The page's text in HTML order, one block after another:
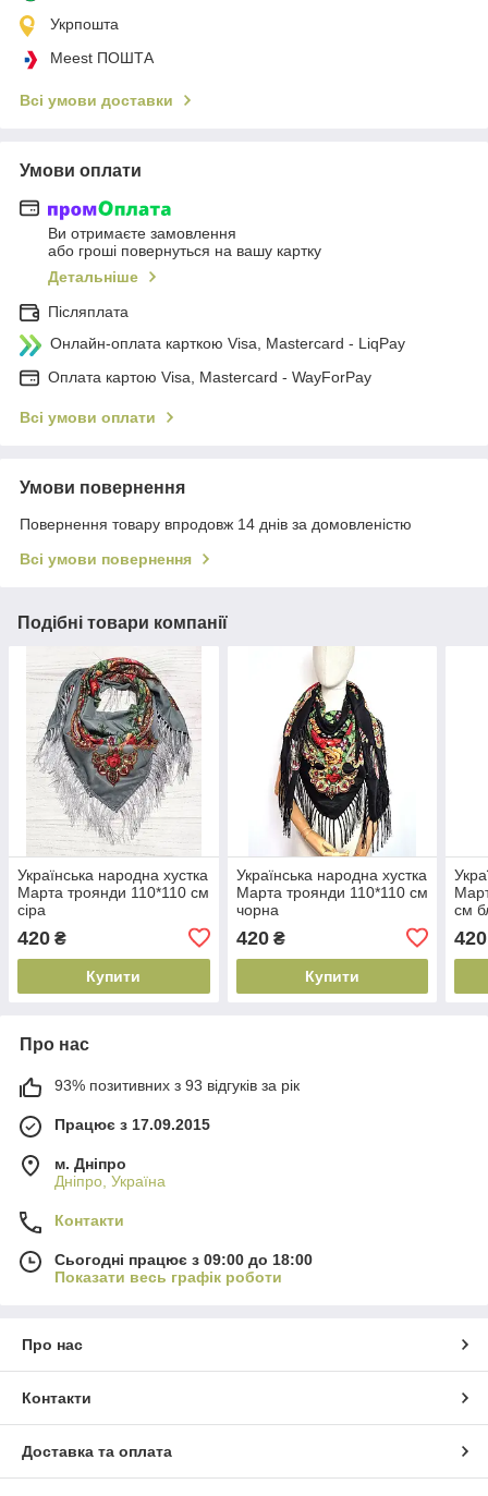
Укрпошта
Meest ПОШТА
Всі умови доставки
Умови оплати
Ви отримаєте замовлення
або гроші повернуться на вашу картку
Детальніше
Післяплата
Онлайн-оплата карткою Visa, Mastercard - LiqPay
Оплата картою Visa, Mastercard - WayForPay
Всі умови оплати
Умови повернення
Повернення товару впродовж 14 днів за домовленістю
Всі умови повернення
Подібні товари компанії
Українська народна хустка
Марта троянди 110*110 см
сіра
420 ₴
Купити
Українська народна хустка
Марта троянди 110*110 см
чорна
420₴
Купити
см
420
Про нас
93% позитивних з 93 відгуків за рік
Працює з 17.09.2015
м. Дніпро
Дніпро, Україна
Контакти
Сьогодні працює з 09:00 до 18:00
Показати весь графік роботи
Про нас
Контакти
Доставка та оплата